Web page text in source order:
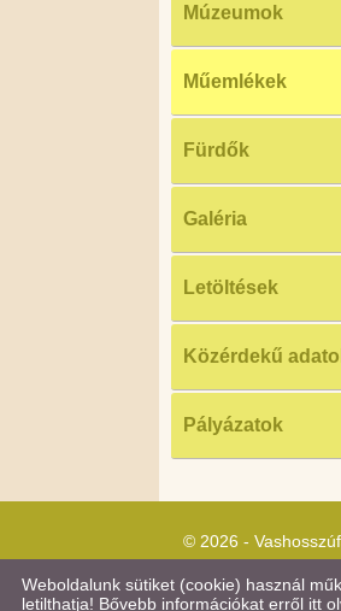
Múzeumok
Műemlékek
Fürdők
Galéria
Letöltések
Közérdekű
Pályázatok
© 2026 -
Weboldalunk sütiket (cookie) használ
letilthatja! Bővebb információkat erről itt